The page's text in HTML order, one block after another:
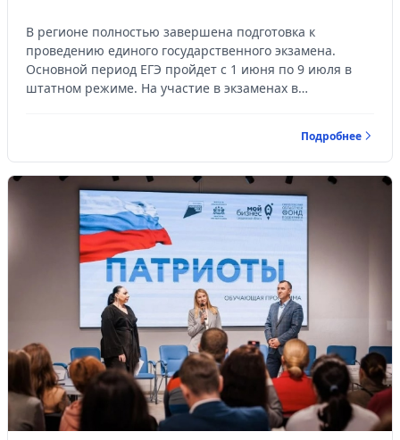
В регионе полностью завершена подготовка к
проведению единого государственного экзамена.
Основной период ЕГЭ пройдет с 1 июня по 9 июля в
штатном режиме. На участие в экзаменах в
Подробнее